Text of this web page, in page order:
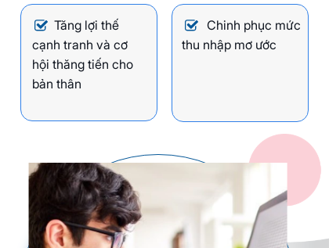
Tăng lợi thế
cạnh tranh và cơ
hội thăng tiến cho
bản thân
Chinh phục mức
thu nhập mơ ước